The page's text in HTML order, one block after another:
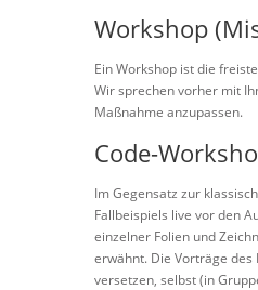
Workshop
Ein Workshop ist die
Wir sprechen vorher mit
Maßnahme anzupassen.
Code-
Im Gegensatz zur
Fallbeispiels live vor den
einzelner Folien und
erwähnt. Die Vorträge
versetzen, selbst (in